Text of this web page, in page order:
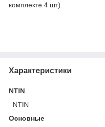
комплекте 4 шт)
Характеристики
NTIN
NTIN
Основные